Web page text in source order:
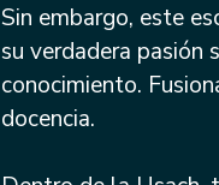
Sin embargo, este
su verdadera pasión
conocimiento.
docencia.